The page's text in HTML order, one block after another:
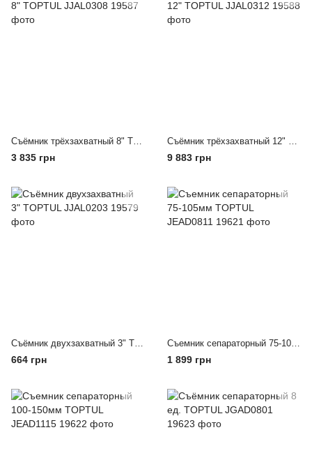
Съёмник трёхзахватный 8" TOPTUL JJAL0308
3 835 грн
Съёмник трёхзахватный 12" TOPTUL JJAL0312
9 883 грн
Съёмник двухзахватный 3" TOPTUL JJAL0203
664 грн
Съемник сепараторный 75-105мм TOPTUL JEAD0811
1 899 грн